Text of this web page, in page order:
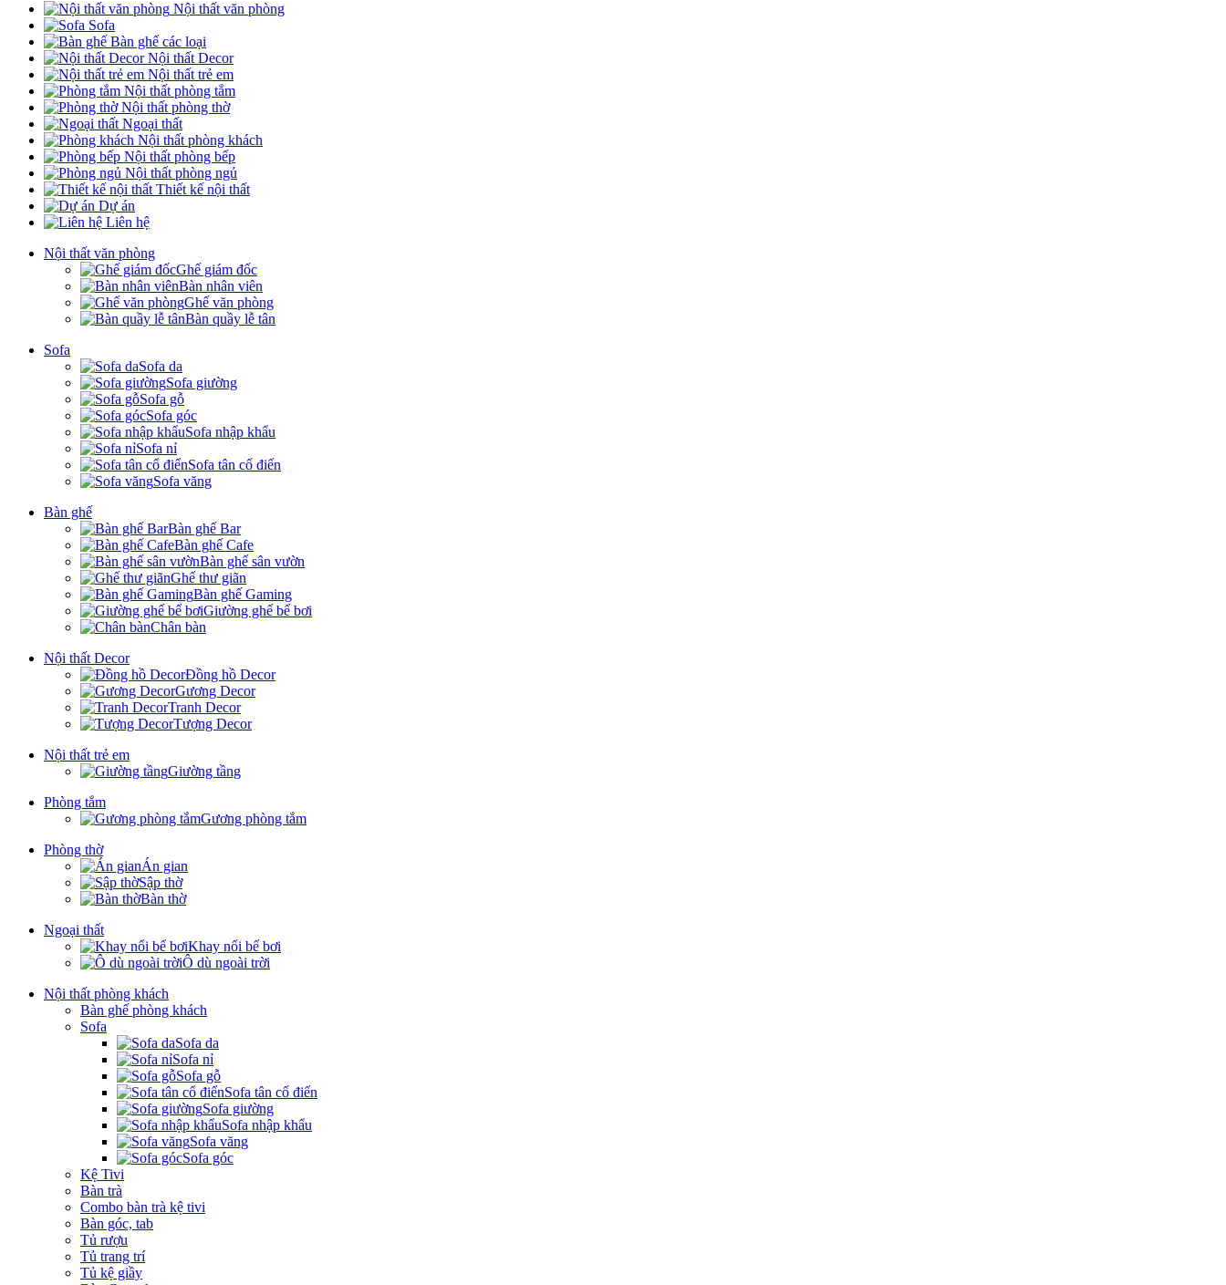
Nội thất văn phòng
Sofa
Bàn ghế các loại
Nội thất Decor
Nội thất trẻ em
Nội thất phòng tắm
Nội thất phòng thờ
Ngoại thất
Nội thất phòng khách
Nội thất phòng bếp
Nội thất phòng ngủ
Thiết kế nội thất
Dự án
Liên hệ
Nội thất văn phòng
Ghế giám đốc
Bàn nhân viên
Ghế văn phòng
Bàn quầy lễ tân
Sofa
Sofa da
Sofa giường
Sofa gỗ
Sofa góc
Sofa nhập khẩu
Sofa nỉ
Sofa tân cổ điển
Sofa văng
Bàn ghế
Bàn ghế Bar
Bàn ghế Cafe
Bàn ghế sân vườn
Ghế thư giãn
Bàn ghế Gaming
Giường ghế bể bơi
Chân bàn
Nội thất Decor
Đồng hồ Decor
Gương Decor
Tranh Decor
Tượng Decor
Nội thất trẻ em
Giường tầng
Phòng tắm
Gương phòng tắm
Phòng thờ
Án gian
Sập thờ
Bàn thờ
Ngoại thất
Khay nổi bể bơi
Ô dù ngoài trời
Nội thất phòng khách
Bàn ghế phòng khách
Sofa
Sofa da
Sofa nỉ
Sofa gỗ
Sofa tân cổ điển
Sofa giường
Sofa nhập khẩu
Sofa văng
Sofa góc
Kệ Tivi
Bàn trà
Combo bàn trà kệ tivi
Bàn góc, tab
Tủ rượu
Tủ trang trí
Tủ kệ giầy